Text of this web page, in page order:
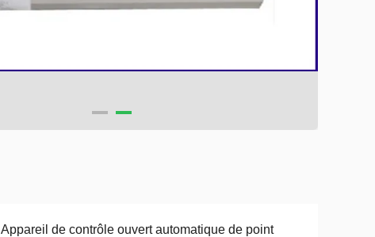
Appareil de contrôle ouvert automatique de point